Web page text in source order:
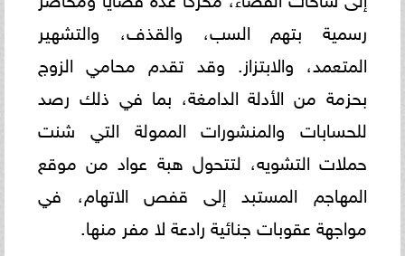
رسمية بتهم السب، والقذف، والتشهير
المتعمد، والابتزاز. وقد تقدم محامي الزوج
بحزمة من الأدلة الدامغة، بما في ذلك رصد
للحسابات والمنشورات الممولة التي شنت
حملات التشويه، لتتحول هبة عواد من موقع
المهاجم المستبد إلى قفص الاتهام، في
مواجهة عقوبات جنائية رادعة لا مفر منها.